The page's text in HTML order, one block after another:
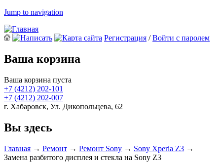
Jump to navigation
Регистрация /Войти с паролем
Ваша корзина
Ваша корзина пуста
+7 (4212) 202-101
+7 (4212) 202-007
г. Хабаровск, Ул. Дикопольцева, 62
Вы здесь
Главная → Ремонт → Ремонт Sony → Sony Xperia Z3 →
Замена разбитого дисплея и стекла на Sony Z3